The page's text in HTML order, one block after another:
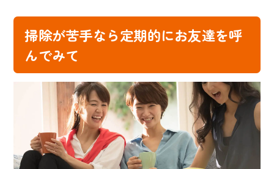
掃除が苦手なら定期的にお友達を呼
んでみて